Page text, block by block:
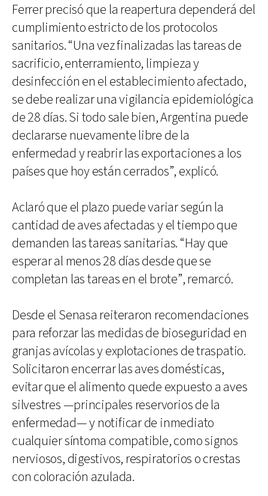
Ferrer precisó que la reapertura dependerá del
cumplimiento estricto de los protocolos
sanitarios. “Una vez finalizadas las tareas de
sacrificio, enterramiento, limpieza y
desinfección en el establecimiento afectado,
se debe realizar una vigilancia epidemiológica
de 28 días. Si todo sale bien, Argentina puede
declararse nuevamente libre de la
enfermedad y reabrir las exportaciones a los
países que hoy están cerrados”, explicó.
Aclaró que el plazo puede variar según la
cantidad de aves afectadas y el tiempo que
demanden las tareas sanitarias. “Hay que
esperar al menos 28 días desde que se
completan las tareas en el brote”, remarcó.
Desde el Senasa reiteraron recomendaciones
para reforzar las medidas de bioseguridad en
granjas avícolas y explotaciones de traspatio.
Solicitaron encerrar las aves domésticas,
evitar que el alimento quede expuesto a aves
silvestres —principales reservorios de la
enfermedad— y notificar de inmediato
cualquier síntoma compatible, como signos
nerviosos, digestivos, respiratorios o crestas
con coloración azulada.